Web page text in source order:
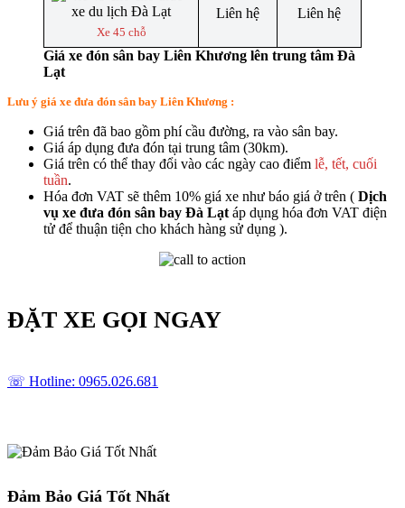
Xe 45 chỗ
Liên hệ Liên hệ
Giá xe đón sân bay Liên Khương lên trung tâm Đà
Lạt
Lưu ý giá xe đưa đón sân bay Liên Khương :
Giá trên đã bao gồm phí cầu đường, ra vào sân bay.
Giá áp dụng đưa đón tại trung tâm (30km).
Giá trên có thể thay đổi vào các ngày cao điểm lễ, tết, cuối
tuần.
Hóa đơn VAT sẽ thêm 10% giá xe như báo giá ở trên ( Dịch
vụ xe đưa đón sân bay Đà Lạt áp dụng hóa đơn VAT điện
tử để thuận tiện cho khách hàng sử dụng ).
ĐẶT XE GỌI NGAY
☏ Hotline: 0965.026.681
Đảm Bảo Giá Tốt Nhất